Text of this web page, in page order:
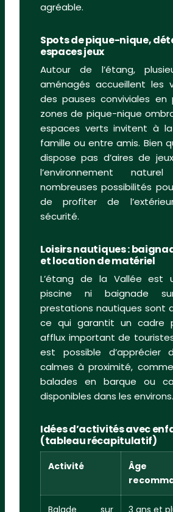
agréable.
Spots de pique-nique,
espaces jeux
Autour de l’étang,
aménagés accueillent les
des pauses conviviales en
zones de pique-nique
espaces verts invitent à
famille ou entre amis. Bien
dispose pas d’aires de
l’environnement
nombreuses possibilités
de profiter de
sécurité.
Loisirs nautiques :
et location de matériel
L’étang de la Vallée est
piscine ni baignade
prestations nautiques sont
ce qui garantit un cadre
afflux important de
est possible d’apprécier
calmes à proximité,
balades en barque ou
disponibles dans les environs.
Idées d’activités avec
(tableau récapitulatif)
Activité
Âge